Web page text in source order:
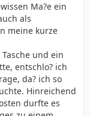
Ma?e ein
als
meine kurze
und ein
entschlo? ich
da? ich so
Hinreichend
durfte es